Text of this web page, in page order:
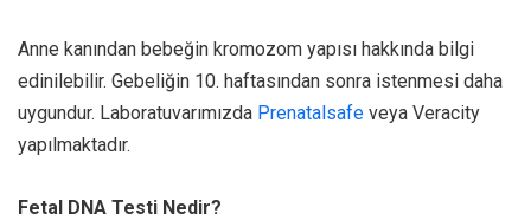
Anne kanından bebeğin kromozom yapısı hakkında bilgi
edinilebilir. Gebeliğin 10. haftasından sonra istenmesi daha
uygundur. Laboratuvarımızda Prenatalsafe veya Veracity
yapılmaktadır.
Fetal DNA Testi Nedir?